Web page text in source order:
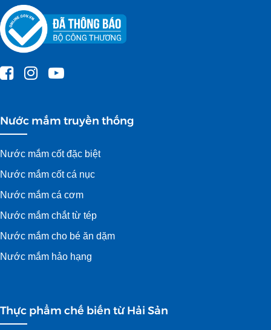
Nước mắm truyền thống
Nước mắm cốt đặc biệt
Nước mắm cốt cá nục
Nước mắm cá cơm
Nước mắm chắt từ tép
Nước mắm cho bé ăn dặm
Nước mắm hảo hạng
Thực phẩm chế biến từ Hải Sản